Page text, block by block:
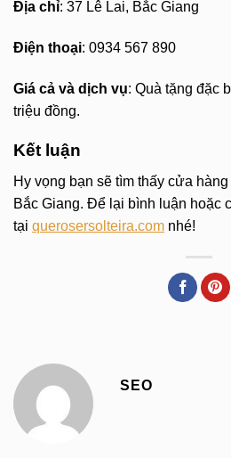
Địa chỉ: 37 Lê Lai, Bắc Giang
Điện thoại: 0934 567 890
Giá cả và dịch vụ: Quà tặng đặc
triệu đồng.
Kết luận
Hy vọng bạn sẽ tìm thấy cửa
Bắc Giang. Để lại bình luận hoặc
tại querosersolteira.com nhé!
SEO